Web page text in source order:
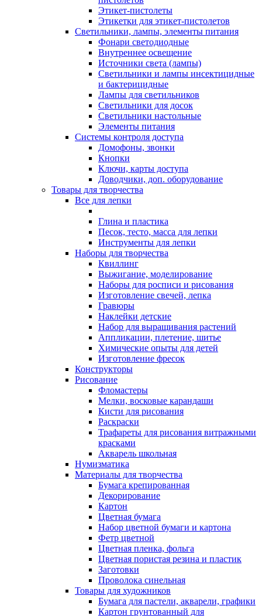
Этикет-пистолеты
Этикетки для этикет-пистолетов
Светильники, лампы, элементы питания
Фонари светодиодные
Внутреннее освещение
Источники света (лампы)
Светильники и лампы инсектицидные
и бактерицидные
Лампы для светильников
Светильники для досок
Светильники настольные
Элементы питания
Системы контроля доступа
Домофоны, звонки
Кнопки
Ключи, карты доступа
Доводчики, доп. оборудование
Товары для творчества
Все для лепки
Глина и пластика
Песок, тесто, масса для лепки
Инструменты для лепки
Наборы для творчества
Квиллинг
Выжигание, моделирование
Наборы для росписи и рисования
Изготовление свечей, лепка
Гравюры
Наклейки детские
Набор для выращивания растений
Аппликации, плетение, шитье
Химические опыты для детей
Изготовление фресок
Конструкторы
Рисование
Фломастеры
Мелки, восковые карандаши
Кисти для рисования
Раскраски
Трафареты для рисования витражными
красками
Акварель школьная
Нумизматика
Материалы для творчества
Бумага крепированная
Декорирование
Картон
Цветная бумага
Набор цветной бумаги и картона
Фетр цветной
Цветная пленка, фольга
Цветная пористая резина и пластик
Заготовки
Проволока синельная
Товары для художников
Бумага для пастели, акварели, графики
Картон грунтованный для